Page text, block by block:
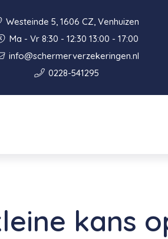
Westeinde 5, 1606 CZ, Venhuizen
Ma - Vr 8:30 - 12:30 13:00 - 17:00
info@schermerverzekeringen.nl
0228-541295
kans